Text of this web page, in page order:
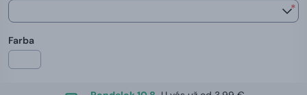
*
Farba